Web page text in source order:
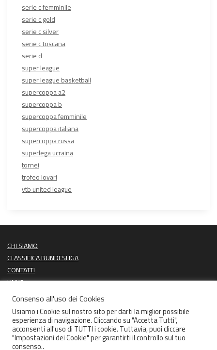
serie c femminile
serie c gold
serie c silver
serie c toscana
serie d
super league
super league basketball
supercoppa a2
supercoppa b
supercoppa femminile
supercoppa italiana
supercoppa russa
superlega ucraina
tornei
trofeo lovari
vtb united league
CHI SIAMO
CLASSIFICA BUNDESLIGA
CONTATTI
LINKS
PROSSIME PARTITE
ULTIMI RISULTATI
Consenso all'uso dei Cookies
Usiamo i Cookie sul nostro sito per darti la miglior possibile
esperienza di navigazione. Cliccando su "Accetta Tutti",
acconsenti all'uso di TUTTI i cookie. Tuttavia, puoi cliccare
"Impostazioni dei Cookie" per garantirti il controllo sul tuo
consenso..